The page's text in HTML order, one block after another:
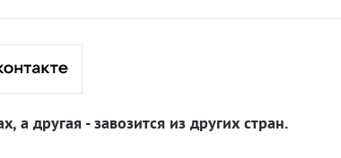
а другая - завозится из других стран.